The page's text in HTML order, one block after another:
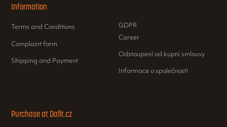
Information
Terms and Conditions
Complaint form
Shipping and Payment
GDPR
Career
Odstoupení od kupní smlouvy
Informace o společnosti
Purchase at Dafit.cz